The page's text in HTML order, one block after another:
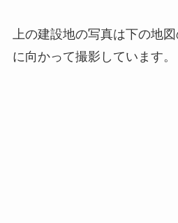
上の建設地の写真は下の地
に向かって撮影しています。